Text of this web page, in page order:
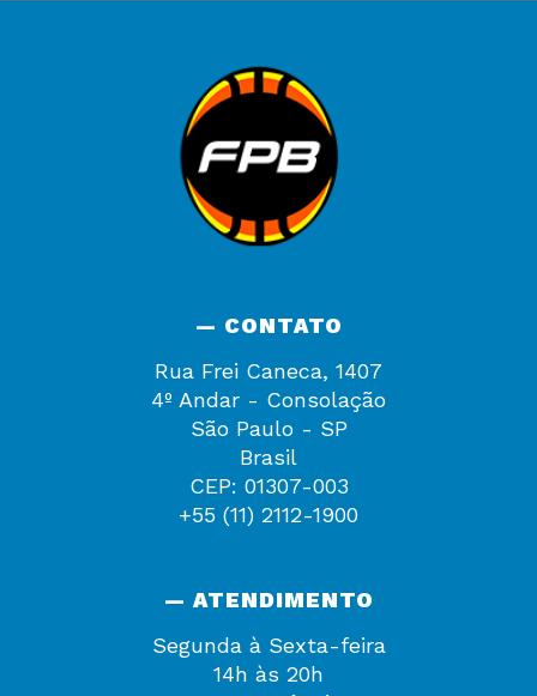
— CONTATO
Rua Frei Caneca, 1407
4º Andar - Consolação
São Paulo - SP
Brasil
CEP: 01307-003
+55 (11) 2112-1900
— ATENDIMENTO
Segunda à Sexta-feira
14h às 20h